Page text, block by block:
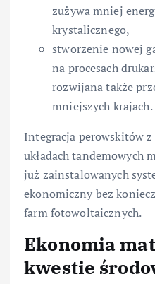
zużywa mniej
krystalicznego,
stworzenie nowej
na procesach
rozwijana także
mniejszych krajach.
Integracja perowskitów
układach tandemowych
już zainstalowanych
ekonomiczny bez
farm fotowoltaicznych.
Ekonomia
kwestie